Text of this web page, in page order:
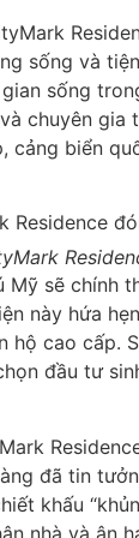
sống và
sống
chuyên gia
cảng biển
Mỹ sẽ chính
này hứa
hộ cao cấp.
đầu tư
đã tin
khấu
nhà và ân